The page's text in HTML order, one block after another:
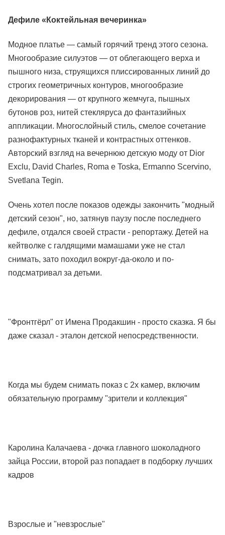
Дефиле «Коктейльная вечеринка»
Модное платье — самый горячий тренд этого сезона.
Многообразие силуэтов — от облегающего верха и
пышного низа, струящихся плиссированных линий до
строгих геометричных контуров, многообразие
декорирования — от крупного жемчуга, пышных
бутонов роз, нитей стекляруса до фантазийных
аппликации. Многослойный стиль, смелое сочетание
разнофактурных тканей и контрастных оттенков.
Авторский взгляд на вечернюю детскую моду от Dior
Exclu, David Charles, Roma e Toska, Ermanno Scervino,
Svetlana Tegin.
Очень хотел после показов одежды закончить "модный
детский сезон", но, затянув паузу после последнего
дефиле, отдался своей страсти - репортажу. Детей на
кейтволке с галдящими мамашами уже не стал
снимать, зато походил вокруг-да-около и по-
подсматривал за детьми.
"Фронтгёрл" от Имена Продакшин - просто сказка. Я бы
даже сказал - эталон детской непосредственности.
Когда мы будем снимать показ с 2х камер, включим
обязательную программу "зрители и коллекция"
Каролина Калачаева - дочка главного шоколадного
зайца России, второй раз попадает в подборку лучших
кадров
Взрослые и "невзрослые"